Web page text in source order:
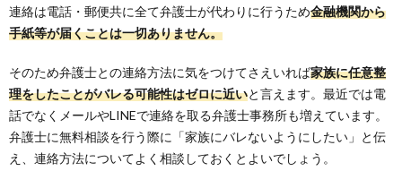
連絡は電話・郵便共に全て弁護士が代わりに行うため金融機関から
手紙等が届くことは一切ありません。
そのため弁護士との連絡方法に気をつけてさえいれば家族に任意整
理をしたことがバレる可能性はゼロに近いと言えます。最近では電
話でなくメールやLINEで連絡を取る弁護士事務所も増えています。
弁護士に無料相談を行う際に「家族にバレないようにしたい」と伝
え、連絡方法についてよく相談しておくとよいでしょう。